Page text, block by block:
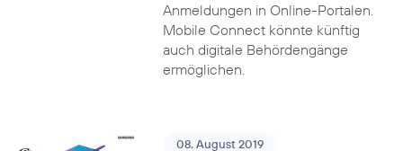
Anmeldungen in Online-Portalen.
Mobile Connect könnte künftig
auch digitale Behördengänge
ermöglichen.
08. August 2019